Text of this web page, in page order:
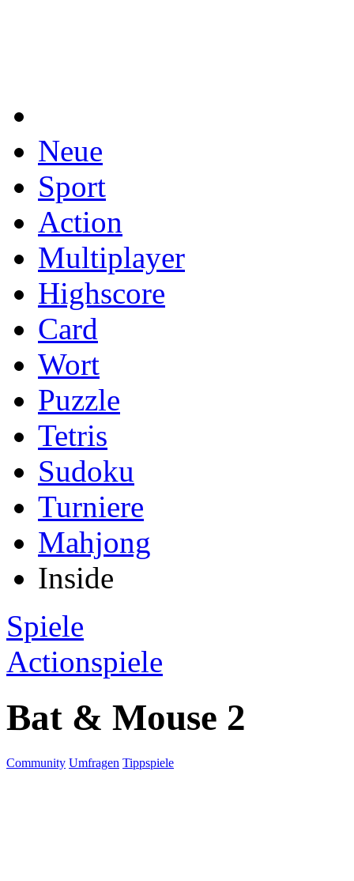
Neue
Sport
Action
Multiplayer
Highscore
Card
Wort
Puzzle
Tetris
Sudoku
Turniere
Mahjong
Inside
Spiele
Actionspiele
Bat & Mouse 2
Community Umfragen Tippspiele